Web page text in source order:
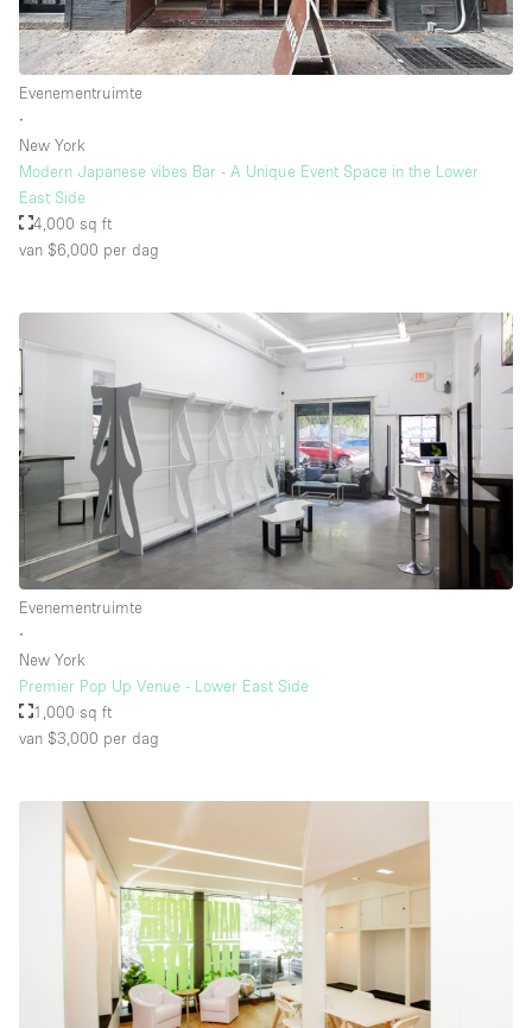
Whitebox / Minimaal
Souterrain
Begane grond tuin
Begane grond straatkant
Overig
Evenementruimte
∙
New York
Modern Japanese vibes Bar - A Unique Event Space in the Lower
East Side
4,000 sq ft
van $6,000 per dag
Evenementruimte
∙
New York
Premier Pop Up Venue - Lower East Side
1,000 sq ft
van $3,000 per dag